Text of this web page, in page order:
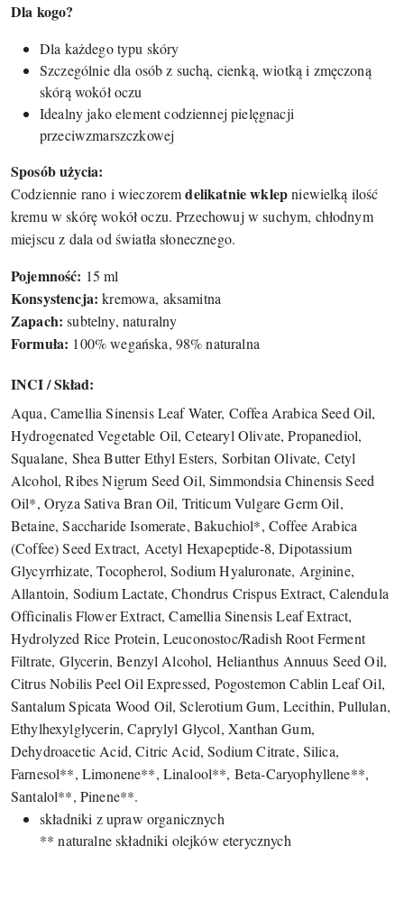
Dla kogo?
Dla każdego typu skóry
Szczególnie dla osób z suchą, cienką, wiotką i zmęczoną
skórą wokół oczu
Idealny jako element codziennej pielęgnacji
przeciwzmarszczkowej
Sposób użycia:
Codziennie rano i wieczoremdelikatnie wklepniewielką ilość
kremu w skórę wokół oczu. Przechowuj w suchym, chłodnym
miejscu z dala od światła słonecznego.
Pojemność: 15 ml
Konsystencja: kremowa, aksamitna
Zapach: subtelny, naturalny
Formuła: 100% wegańska, 98% naturalna
INCI / Skład:
Aqua, Camellia Sinensis Leaf Water, Coffea Arabica Seed Oil,
Hydrogenated Vegetable Oil, Cetearyl Olivate, Propanediol,
Squalane, Shea Butter Ethyl Esters, Sorbitan Olivate, Cetyl
Alcohol, Ribes Nigrum Seed Oil, Simmondsia Chinensis Seed
Oil*, Oryza Sativa Bran Oil, Triticum Vulgare Germ Oil,
Betaine, Saccharide Isomerate, Bakuchiol*, Coffee Arabica
(Coffee) Seed Extract, Acetyl Hexapeptide-8, Dipotassium
Glycyrrhizate, Tocopherol, Sodium Hyaluronate, Arginine,
Allantoin, Sodium Lactate, Chondrus Crispus Extract, Calendula
Officinalis Flower Extract, Camellia Sinensis Leaf Extract,
Hydrolyzed Rice Protein, Leuconostoc/Radish Root Ferment
Filtrate, Glycerin, Benzyl Alcohol, Helianthus Annuus Seed Oil,
Citrus Nobilis Peel Oil Expressed, Pogostemon Cablin Leaf Oil,
Santalum Spicata Wood Oil, Sclerotium Gum, Lecithin, Pullulan,
Ethylhexylglycerin, Caprylyl Glycol, Xanthan Gum,
Dehydroacetic Acid, Citric Acid, Sodium Citrate, Silica,
Farnesol**, Limonene**, Linalool**, Beta-Caryophyllene**,
Santalol**, Pinene**.
składniki z upraw organicznych
** naturalne składniki olejków eterycznych